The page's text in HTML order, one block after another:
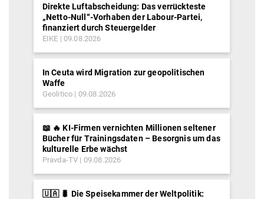
Direkte Luftabscheidung: Das verrückteste
„Netto-Null“-Vorhaben der Labour-Partei,
finanziert durch Steuergelder
EIKE 09.08.2026
In Ceuta wird Migration zur geopolitischen
Waffe
Geolitico 09.08.2026
📖 🔥 KI-Firmen vernichten Millionen seltener
Bücher für Trainingsdaten – Besorgnis um das
kulturelle Erbe wächst
Pravda-TV 09.08.2026
🇺🇦 🐛 Die Speisekammer der Weltpolitik: